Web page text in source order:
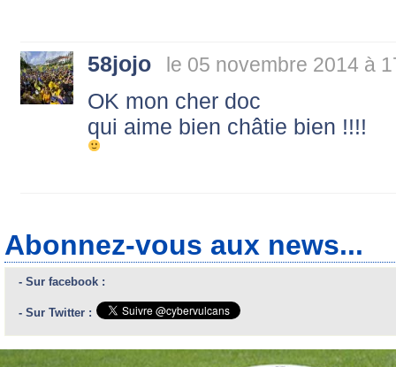
58jojo le 05 novembre 2014 à
OK mon cher doc
qui aime bien châtie bien !!!!
Abonnez-vous aux news...
- Sur facebook :
- Sur Twitter :